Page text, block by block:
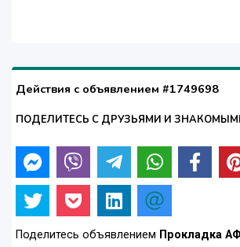
Действия с объявлением #1749698
ПОДЕЛИТЕСЬ С ДРУЗЬЯМИ И
Поделитесь объявлением Прокладка